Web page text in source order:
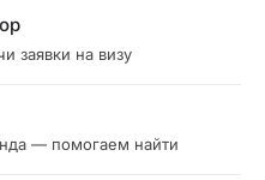
заявки на визу
— помогаем найти